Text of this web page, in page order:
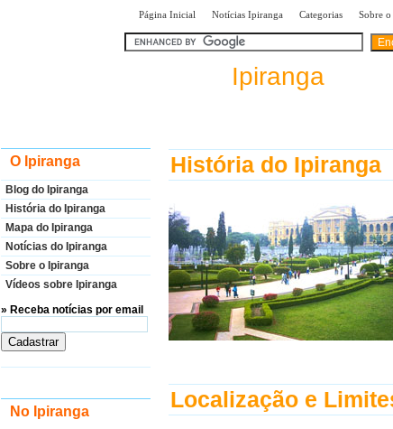
Página Inicial Notícias Ipiranga Categorias Sobre
Ipiranga
O Ipiranga
Blog do Ipiranga
História do Ipiranga
Mapa do Ipiranga
Notícias do Ipiranga
Sobre o Ipiranga
Vídeos sobre Ipiranga
» Receba notícias por email
No Ipiranga
História do Ipiranga
Localização e